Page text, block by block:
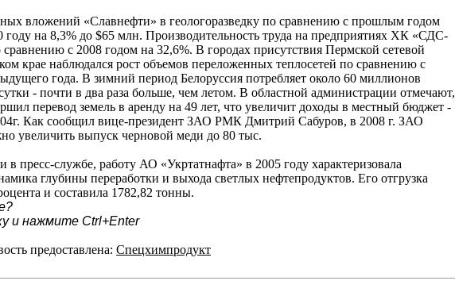
вложений «Славнефти» в геологоразведку по сравнению с прошлым годом
году на 8,3% до $65 млн. Производительность труда на предприятиях ХК «СДС-
с 2008 годом на 32,6%. В городах присутствия Пермской сетевой
крае наблюдался рост объемов переложенных теплосетей по сравнению с
года. В зимний период Белоруссия потребляет около 60 миллионов
- почти в два раза больше, чем летом. В областной администрации отмечают,
перевод земель в аренду на 49 лет, что увеличит доходы в местный бюджет -
Как сообщил вице-президент ЗАО РМК Дмитрий Сабуров, в 2008 г. ЗАО
увеличить выпуск черновой меди до 80 тыс.
в пресс-службе, работу АО «Укртатнафта» в 2005 году характеризовала
глубины переработки и выхода светлых нефтепродуктов. Его отгрузка
и составила 1782,82 тонны.
и нажмите Ctrl+Enter
предоставлена: Спецхимпродукт